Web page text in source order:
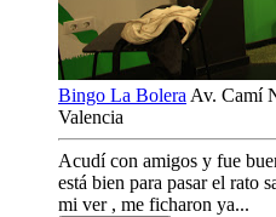
Bingo La Bolera Av. Camí
Valencia
Acudí con amigos y fue
está bien para pasar el rato
mi ver , me ficharon ya...